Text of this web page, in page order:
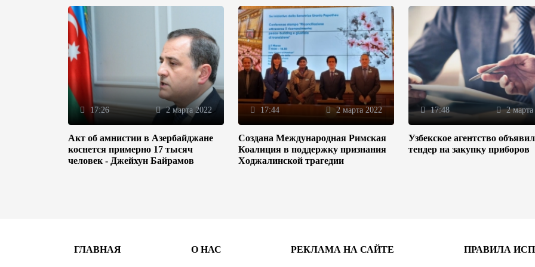
17:26 2 марта 2022
Акт об амнистии в Азербайджане
коснется примерно 17 тысяч
человек - Джейхун Байрамов
17:44 2 марта 2022
Создана Международная Римская
Коалиция в поддержку признания
Ходжалинской трагедии
17:48 2 марта
Узбекское агентство
тендер на закупку приборов
ГЛАВНАЯ О НАС РЕКЛАМА НА САЙТЕ ПРАВИЛА